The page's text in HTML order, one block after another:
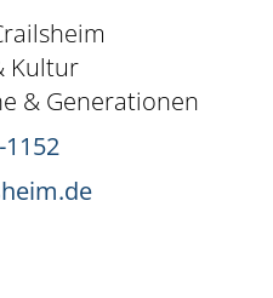
Kultur
& Generationen